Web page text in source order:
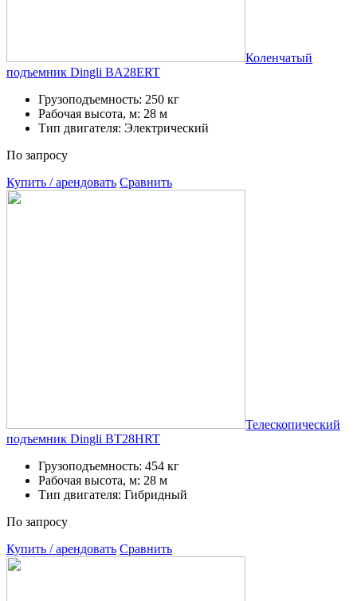
Коленчатый
подъемник Dingli BA28ERT
Грузоподъемность: 250 кг
Рабочая высота, м: 28 м
Тип двигателя: Электрический
По запросу
Купить / арендовать Сравнить
Телескопический
подъемник Dingli BT28HRT
Грузоподъемность: 454 кг
Рабочая высота, м: 28 м
Тип двигателя: Гибридный
По запросу
Купить / арендовать Сравнить